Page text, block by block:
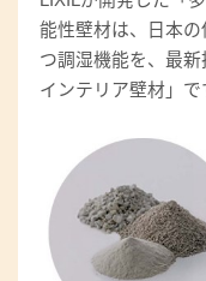
能性壁材は、日本
つ調湿機能を、最
インテリア壁材」で